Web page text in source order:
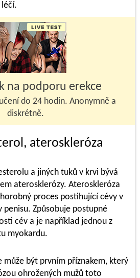
léčí.
na podporu erekce
do 24 hodin. Anonymně a
diskrétně.
ateroskleróza
a jiných tuků v krvi bývá
aterosklerózy. Ateroskleróza
proces postihující cévy v
Způsobuje postupné
cév a je například jednou z
myokardu.
může být prvním příznakem, který
ohrožených mužů toto